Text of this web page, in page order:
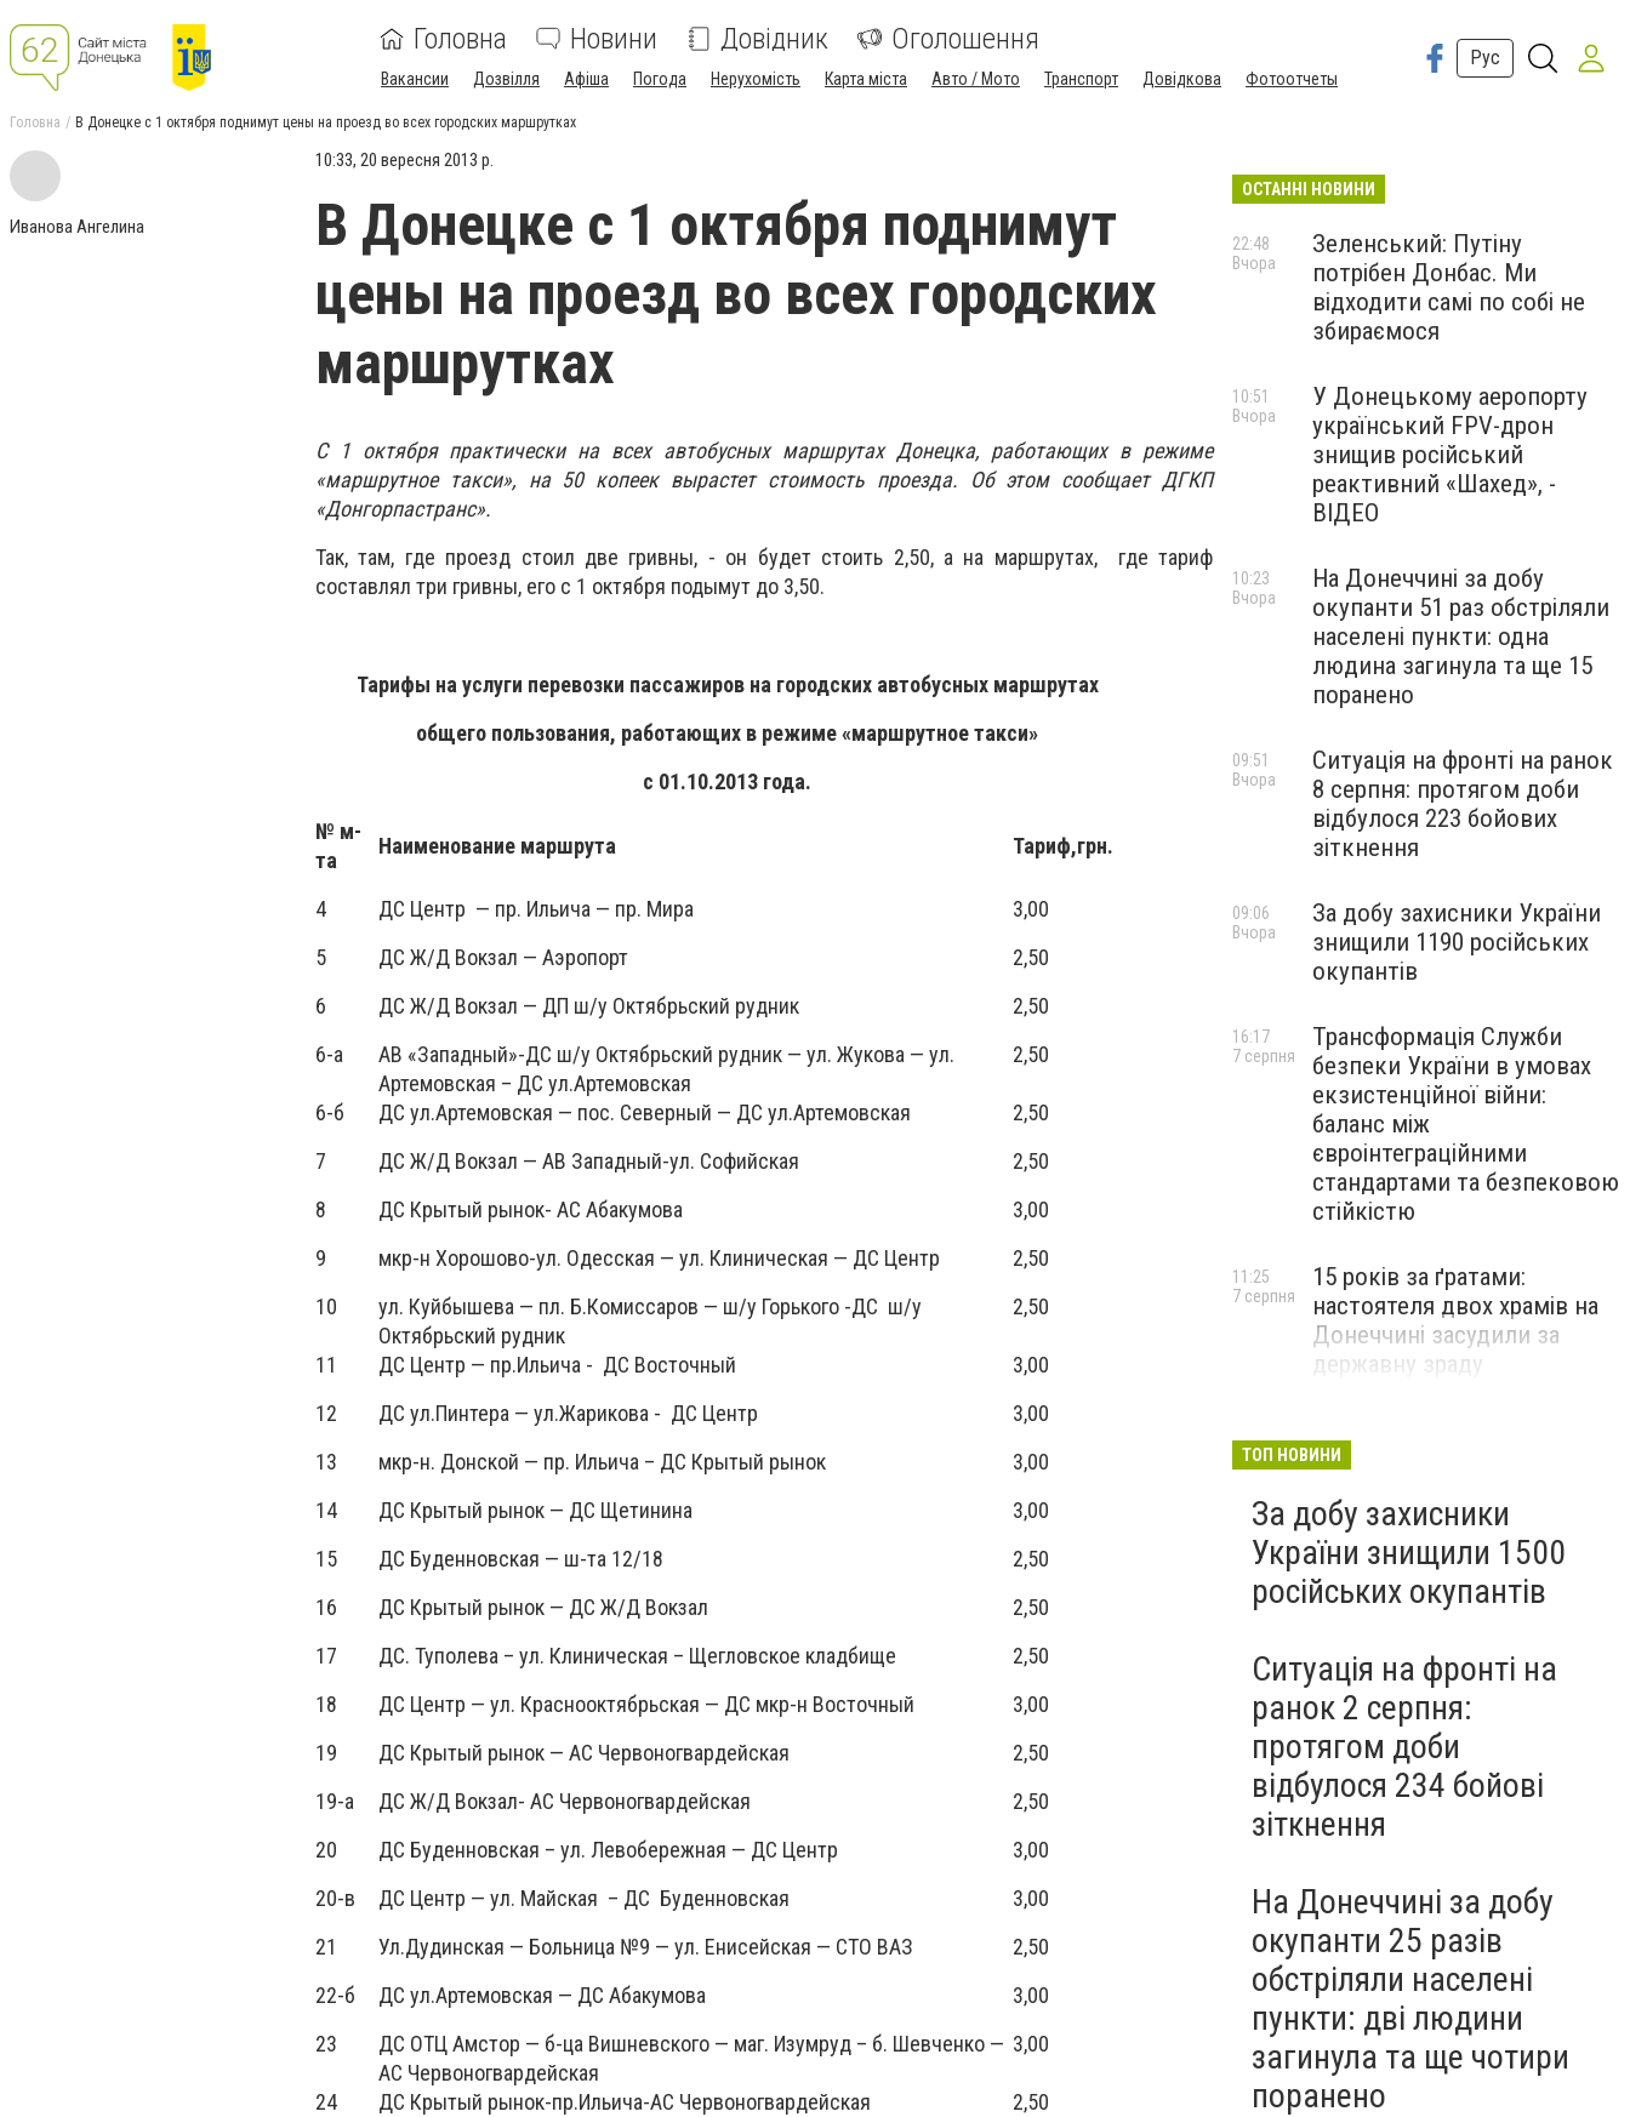
Головна Новини Довідник Оголошення
Вакансии Дозвілля Афіша Погода Нерухомість Карта міста Авто / Мото Транспорт Довідкова Фотоотчеты
Рус
Головна В Донецке с 1 октября поднимут цены на проезд во всех городских маршрутках
Иванова Ангелина
10:33, 20 вересня 2013 р.
В Донецке с 1 октября поднимут
цены на проезд во всех городских
маршрутках
С 1 октября практически на всех автобусных маршрутах Донецка, работающих в режиме
«маршрутное такси», на 50 копеек вырастет стоимость проезда. Об этом сообщает ДГКП
«Донгорпастранс».
Так, там, где проезд стоил две гривны, - он будет стоить 2,50, а на маршрутах, где тариф
составлял три гривны, его с 1 октября подымут до 3,50.
Тарифы на услуги перевозки пассажиров на городских автобусных маршрутах
общего пользования, работающих в режиме «маршрутное такси»
с 01.10.2013 года.
№ м-
та
Наименование маршрута Тариф,грн.
4 ДС Центр — пр. Ильича — пр. Мира
3,00
5
ДС Ж/Д Вокзал — Аэропорт
2,50
6
ДС Ж/Д Вокзал — ДП ш/у Октябрьский рудник
2,50
6-а
АВ «Западный»-ДС ш/у Октябрьский рудник — ул. Жукова — ул.
Артемовская – ДС ул.Артемовская
2,50
6-б ДС ул.Артемовская — пос. Северный — ДС ул.Артемовская
2,50
7
ДС Ж/Д Вокзал — АВ Западный-ул. Софийская
2,50
8
ДС Крытый рынок- АС Абакумова
3,00
9
мкр-н Хорошово-ул. Одесская — ул. Клиническая — ДС Центр
2,50
10
ул. Куйбышева — пл. Б.Комиссаров — ш/у Горького -ДС ш/у
Октябрьский рудник
2,50
11 ДС Центр — пр.Ильича - ДС Восточный
3,00
12
ДС ул.Пинтера — ул.Жарикова - ДС Центр
3,00
13
мкр-н. Донской — пр. Ильича – ДС Крытый рынок
3,00
14
ДС Крытый рынок — ДС Щетинина
3,00
15
ДС Буденновская — ш-та 12/18
2,50
16
ДС Крытый рынок — ДС Ж/Д Вокзал
2,50
17
ДС. Туполева – ул. Клиническая – Щегловское кладбище
2,50
18
ДС Центр — ул. Краснооктябрьская — ДС мкр-н Восточный
3,00
19
ДС Крытый рынок — АС Червоногвардейская
2,50
19-а
ДС Ж/Д Вокзал- АС Червоногвардейская
2,50
20
ДС Буденновская – ул. Левобережная — ДС Центр
3,00
20-в
ДС Центр — ул. Майская – ДС Буденновская
3,00
21
Ул.Дудинская — Больница №9 — ул. Енисейская — СТО ВАЗ
2,50
22-б
ДС ул.Артемовская — ДС Абакумова
3,00
23
ДС ОТЦ Амстор — б-ца Вишневского — маг. Изумруд – б. Шевченко —
АС Червоногвардейская
3,00
24 ДС Крытый рынок-пр.Ильича-АС Червоногвардейская
2,50
ОСТАННІ НОВИНИ
Зеленський: Путіну
потрібен Донбас. Ми
відходити самі по собі не
збираємося
22:48
Вчора
У Донецькому аеропорту
український FPV-дрон
знищив російський
реактивний «Шахед», -
ВІДЕО
10:51
Вчора
На Донеччині за добу
окупанти 51 раз обстріляли
населені пункти: одна
людина загинула та ще 15
поранено
10:23
Вчора
Ситуація на фронті на ранок
8 серпня: протягом доби
відбулося 223 бойових
зіткнення
09:51
Вчора
За добу захисники України
знищили 1190 російських
окупантів
09:06
Вчора
Трансформація Служби
безпеки України в умовах
екзистенційної війни:
баланс між
євроінтеграційними
стандартами та безпековою
стійкістю
16:17
7 серпня
15 років за ґратами:
настоятеля двох храмів на
Донеччині засудили за
державну зраду
11:25
7 серпня
полоненого бійця ЗСУ на
розслідування
7 серпня
ТОП НОВИНИ
За добу захисники
України знищили 1500
російських окупантів
Ситуація на фронті на
ранок 2 серпня:
протягом доби
відбулося 234 бойові
зіткнення
На Донеччині за добу
окупанти 25 разів
обстріляли населені
пункти: дві людини
загинула та ще чотири
поранено